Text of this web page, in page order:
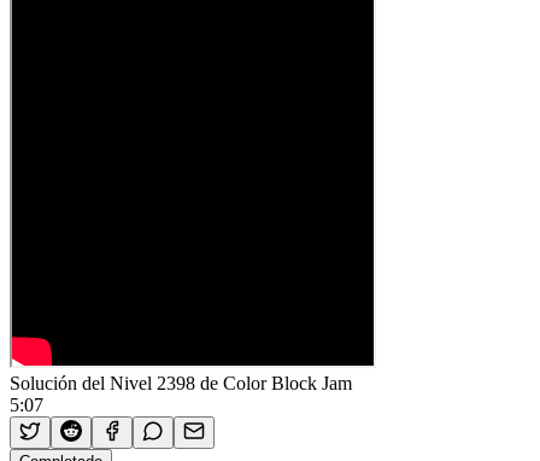
Solución del Nivel 2398 de Color Block Jam
5:07